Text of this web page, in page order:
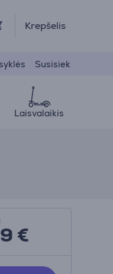
Krepšelis
Susisiek
Laisvalaikis
€